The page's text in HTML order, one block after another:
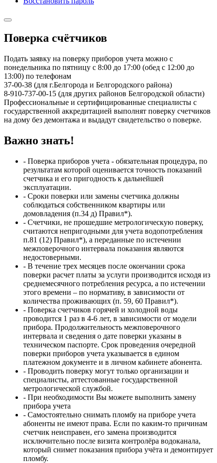
Поверка счётчиков
Подать заявку на поверку приборов учета можно с
понедельника по пятницу с 8:00 до 17:00 (обед с 12:00 до
13:00) по телефонам
37-00-38 (для г.Белгорода и Белгородского района)
8-910-737-00-15 (для других районов Белгородской области)
Профессиональные и сертифицированные специалисты с
государственной аккредитацией выполнят поверку счетчиков
на дому без демонтажа и выдадут свидетельство о поверке.
Важно знать!
- Поверка приборов учета - обязательная процедура, по
результатам которой оценивается точность показаний
счетчика и его пригодность к дальнейшей
эксплуатации.
- Сроки поверки или замены счетчика должны
соблюдаться собственником квартиры или
домовладения (п.34 д) Правил*).
- Счетчики, не прошедшие метрологическую поверку,
считаются непригодными для учета водопотребления
п.81 (12) Правил*), а переданные по истечении
межповерочного интервала показания являются
недостоверными.
- В течение трех месяцев после окончании срока
поверки расчет платы за услуги производится исходя из
среднемесячного потребления ресурса, а по истечении
этого времени – по нормативу, в зависимости от
количества проживающих (п. 59, 60 Правил*).
- Поверка счетчиков горячей и холодной воды
проводится 1 раз в 4-6 лет, в зависимости от модели
прибора. Продолжительность межповерочного
интервала и сведения о дате поверки указаны в
техническом паспорте. Срок проведения очередной
поверки приборов учета указывается в едином
платежном документе и в личном кабинете абонента.
- Проводить поверку могут только организации и
специалисты, аттестованные государственной
метрологической службой.
- При необходимости Вы можете выполнить замену
прибора учета
- Самостоятельно снимать пломбу на приборе учета
абоненты не имеют права. Если по каким-то причинам
счетчик неисправен, его замена производится
исключительно после визита контролёра водоканала,
который снимет показания прибора учёта и демонтирует
пломбу.